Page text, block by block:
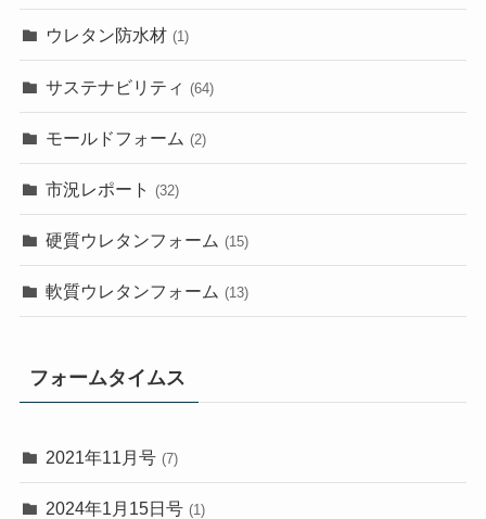
ウレタン防水材 (1)
サステナビリティ (64)
モールドフォーム (2)
市況レポート (32)
硬質ウレタンフォーム (15)
軟質ウレタンフォーム (13)
フォームタイムス
2021年11月号 (7)
2024年1月15日号 (1)